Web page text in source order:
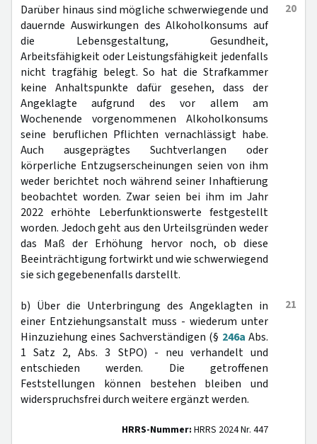
20
Darüber hinaus sind mögliche schwerwiegende und
dauernde Auswirkungen des Alkoholkonsums auf
die Lebensgestaltung, Gesundheit,
Arbeitsfähigkeit oder Leistungsfähigkeit jedenfalls
nicht tragfähig belegt. So hat die Strafkammer
keine Anhaltspunkte dafür gesehen, dass der
Angeklagte aufgrund des vor allem am
Wochenende vorgenommenen Alkoholkonsums
seine beruflichen Pflichten vernachlässigt habe.
Auch ausgeprägtes Suchtverlangen oder
körperliche Entzugserscheinungen seien von ihm
weder berichtet noch während seiner Inhaftierung
beobachtet worden. Zwar seien bei ihm im Jahr
2022 erhöhte Leberfunktionswerte festgestellt
worden. Jedoch geht aus den Urteilsgründen weder
das Maß der Erhöhung hervor noch, ob diese
Beeinträchtigung fortwirkt und wie schwerwiegend
sie sich gegebenenfalls darstellt.
21
b) Über die Unterbringung des Angeklagten in
einer Entziehungsanstalt muss - wiederum unter
Hinzuziehung eines Sachverständigen (§ 246a Abs.
1 Satz 2, Abs. 3 StPO) - neu verhandelt und
entschieden werden. Die getroffenen
Feststellungen können bestehen bleiben und
widerspruchsfrei durch weitere ergänzt werden.
HRRS-Nummer: HRRS 2024 Nr. 447